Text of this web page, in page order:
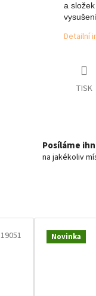
a
Detailní
TISK
Posíláme
na jakékoliv
19051 Novinka